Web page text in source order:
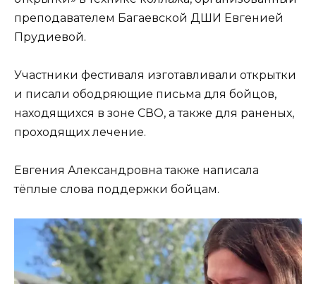
преподавателем Багаевской ДШИ Евгенией
Прудиевой.
Участники фестиваля изготавливали открытки
и писали ободряющие письма для бойцов,
находящихся в зоне СВО, а также для раненых,
проходящих лечение.
Евгения Александровна также написала
тёплые слова поддержки бойцам.